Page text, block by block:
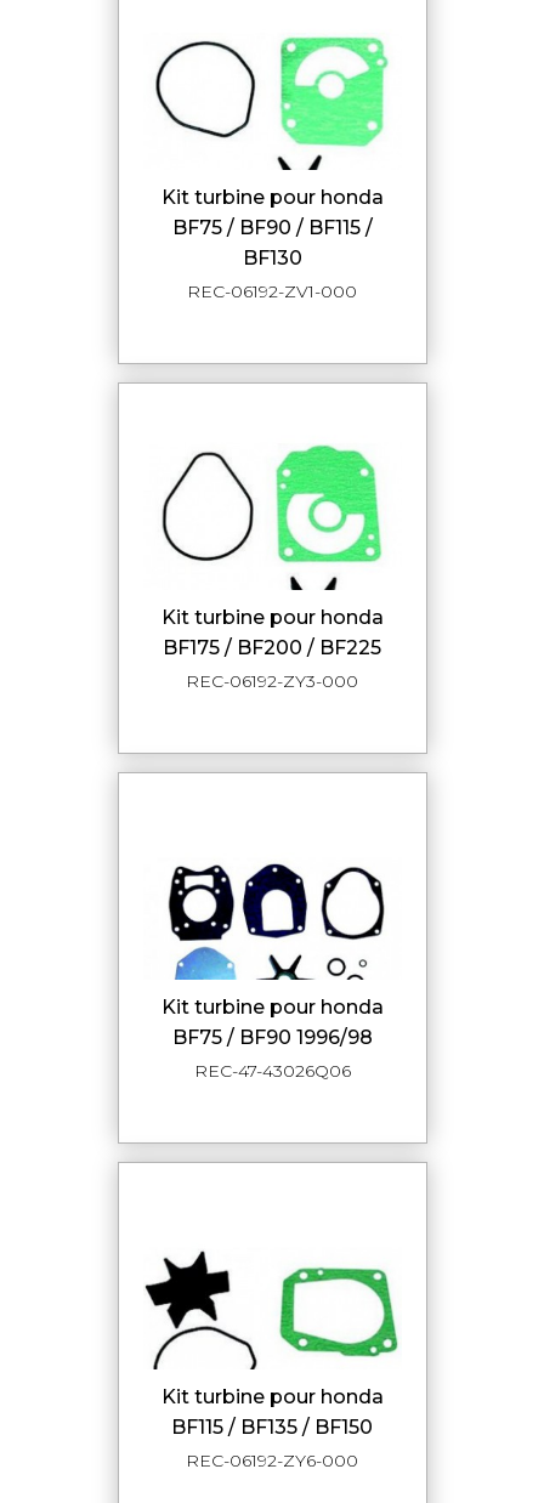
kit turbine pour honda
BF75 / BF90 / BF115 /
BF130
REC-06192-ZV1-000
kit turbine pour honda
BF175 / BF200 / BF225
REC-06192-ZY3-000
kit turbine pour honda
BF75 / BF90 1996/98
REC-47-43026Q06
kit turbine pour honda
BF115 / BF135 / BF150
REC-06192-ZY6-000